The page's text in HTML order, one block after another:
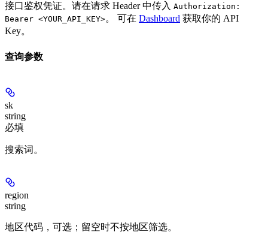
接口鉴权凭证。请在请求 Header 中传入 Authorization:
Bearer <YOUR_API_KEY>。 可在 Dashboard 获取你的 API
Key。
查询参数
sk
string
必填
搜索词。
region
string
地区代码，可选；留空时不按地区筛选。